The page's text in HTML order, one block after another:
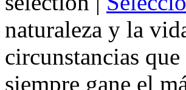
naturaleza y la
circunstancias
siempre gane el